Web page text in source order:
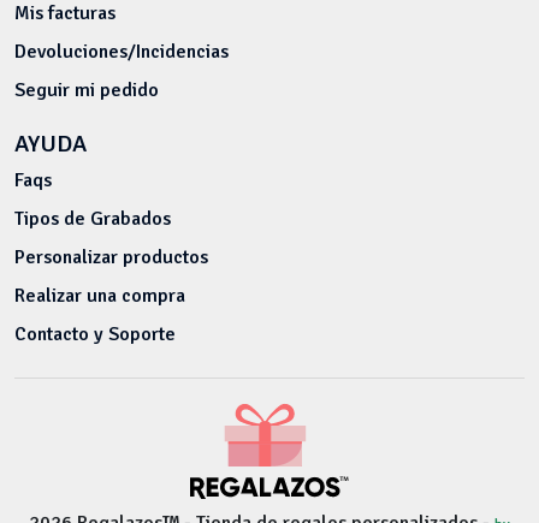
Mis facturas
Devoluciones/Incidencias
Seguir mi pedido
AYUDA
Faqs
Tipos de Grabados
Personalizar productos
Realizar una compra
Contacto y Soporte